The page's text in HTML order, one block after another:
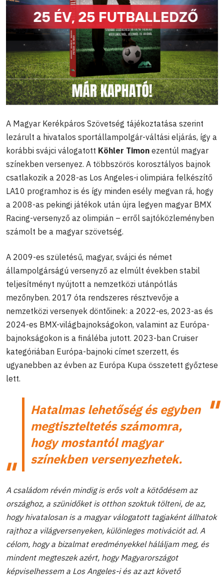
A Magyar Kerékpáros Szövetség tájékoztatása szerint
lezárult a hivatalos sportállampolgár-váltási eljárás, így a
korábbi svájci válogatott Köhler Timon ezentúl magyar
színekben versenyez. A többszörös korosztályos bajnok
csatlakozik a 2028-as Los Angeles-i olimpiára felkészítő
LA10 programhoz is és így minden esély megvan rá, hogy
a 2008-as pekingi játékok után újra legyen magyar BMX
Racing-versenyző az olimpián – erről sajtóközleményben
számolt be a magyar szövetség.
A 2009-es születésű, magyar, svájci és német
állampolgárságú versenyző az elmúlt években stabil
teljesítményt nyújtott a nemzetközi utánpótlás
mezőnyben. 2017 óta rendszeres résztvevője a
nemzetközi versenyek döntőinek: a 2022-es, 2023-as és
2024-es BMX-világbajnokságokon, valamint az Európa-
bajnokságokon is a fináléba jutott. 2023-ban Cruiser
kategóriában Európa-bajnoki címet szerzett, és
ugyanebben az évben az Európa Kupa összetett győztese
lett.
Hatalmas lehetőség és egyben
megtiszteltetés számomra,
hogy mostantól magyar
színekben versenyezhetek.
A családom révén mindig is erős volt a kötődésem az
országhoz, a szünidőket is otthon szoktuk tölteni, de az,
hogy hivatalosan is a magyar válogatott tagjaként állhatok
rajthoz a világversenyeken, különleges motivációt ad. A
célom, hogy a bizalmat eredményekkel háláljam meg, és
mindent megteszek azért, hogy Magyarországot
képviselhessem a Los Angeles-i és az azt követő